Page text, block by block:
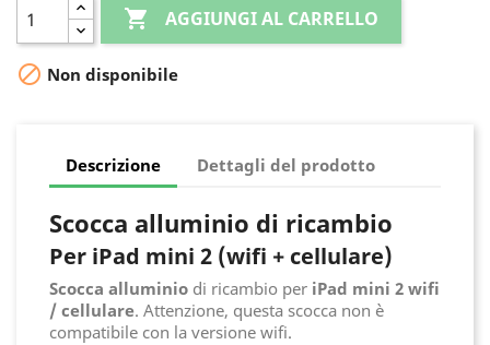
 AGGIUNGI AL CARRELLO
 Non disponibile
Descrizione Dettagli del prodotto
Scocca alluminio di ricambio
Per iPad mini 2 (wifi + cellulare)
Scocca alluminio di ricambio per iPad mini 2 wifi
/ cellulare. Attenzione, questa scocca non è
compatibile con la versione wifi.